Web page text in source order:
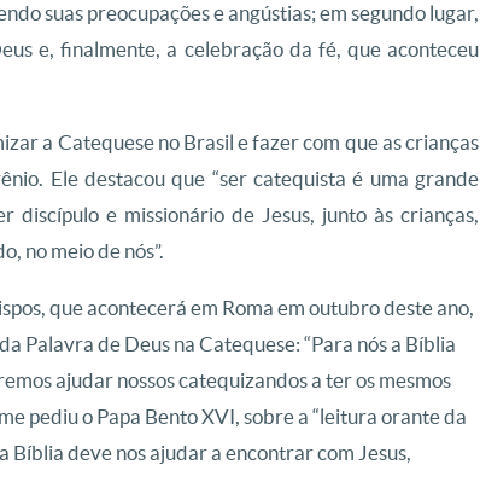
suas preocupações e angústias; em segundo lugar,
e, finalmente, a celebração da fé, que aconteceu
a Catequese no Brasil e fazer com que as crianças
Ele destacou que “ser catequista é uma grande
discípulo e missionário de Jesus, junto às crianças,
no meio de nós”.
que acontecerá em Roma em outubro deste ano,
Palavra de Deus na Catequese: “Para nós a Bíblia
ajudar nossos catequizandos a ter os mesmos
pediu o Papa Bento XVI, sobre a “leitura orante da
Bíblia deve nos ajudar a encontrar com Jesus,